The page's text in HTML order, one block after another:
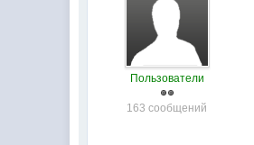
Пользователи
163 сообщений